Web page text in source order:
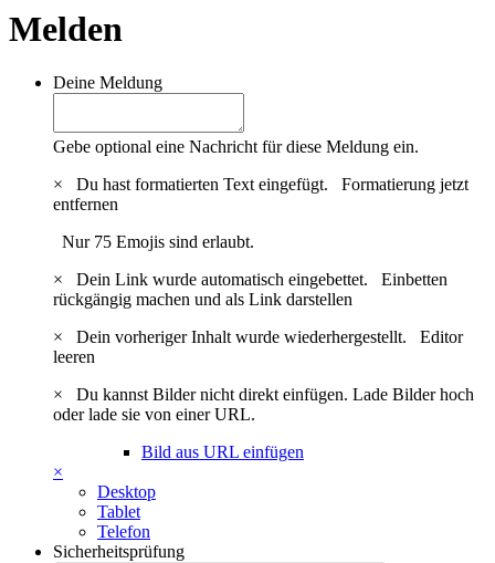
Melden
Deine Meldung
Gebe optional eine Nachricht für diese Meldung ein.
×
Du hast formatierten Text eingefügt. Formatierung jetzt
entfernen
Nur 75 Emojis sind erlaubt.
×
Dein Link wurde automatisch eingebettet. Einbetten
rückgängig machen und als Link darstellen
×
Dein vorheriger Inhalt wurde wiederhergestellt. Editor
leeren
×
Du kannst Bilder nicht direkt einfügen. Lade Bilder hoch
oder lade sie von einer URL.
Bild aus URL einfügen
×
Desktop
Tablet
Telefon
Sicherheitsprüfung